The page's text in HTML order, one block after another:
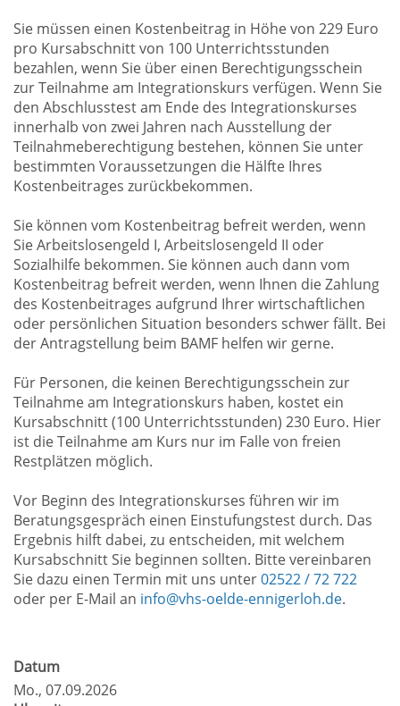
Sie müssen einen Kostenbeitrag in Höhe von 229 Euro
pro Kursabschnitt von 100 Unterrichtsstunden
bezahlen, wenn Sie über einen Berechtigungsschein
zur Teilnahme am Integrationskurs verfügen. Wenn Sie
den Abschlusstest am Ende des Integrationskurses
innerhalb von zwei Jahren nach Ausstellung der
Teilnahmeberechtigung bestehen, können Sie unter
bestimmten Voraussetzungen die Hälfte Ihres
Kostenbeitrages zurückbekommen.
Sie können vom Kostenbeitrag befreit werden, wenn
Sie Arbeitslosengeld I, Arbeitslosengeld II oder
Sozialhilfe bekommen. Sie können auch dann vom
Kostenbeitrag befreit werden, wenn Ihnen die Zahlung
des Kostenbeitrages aufgrund Ihrer wirtschaftlichen
oder persönlichen Situation besonders schwer fällt. Bei
der Antragstellung beim BAMF helfen wir gerne.
Für Personen, die keinen Berechtigungsschein zur
Teilnahme am Integrationskurs haben, kostet ein
Kursabschnitt (100 Unterrichtsstunden) 230 Euro. Hier
ist die Teilnahme am Kurs nur im Falle von freien
Restplätzen möglich.
Vor Beginn des Integrationskurses führen wir im
Beratungsgespräch einen Einstufungstest durch. Das
Ergebnis hilft dabei, zu entscheiden, mit welchem
Kursabschnitt Sie beginnen sollten. Bitte vereinbaren
Sie dazu einen Termin mit uns unter02522 / 72 722
oder per E-Mail an info@vhs-oelde-ennigerloh.de.
Datum
Mo., 07.09.2026